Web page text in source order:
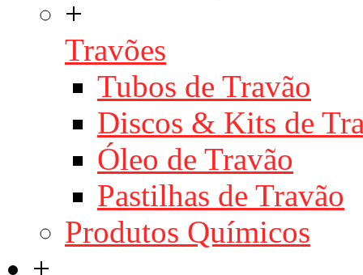
+
Travões
Tubos de Travão
Discos & Kits de
Óleo de Travão
Pastilhas de Travão
Produtos Químicos